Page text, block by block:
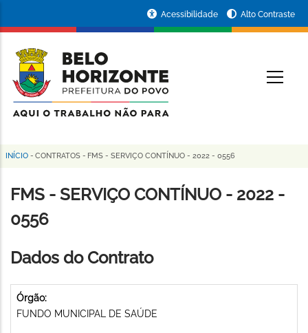
conteúdo
principal
da
Prefeitura
de
Horizonte
Acessibilidade Alto Contraste
Trilha
de
navegação
INÍCIO - CONTRATOS - FMS - SERVIÇO CONTÍNUO - 2022 - 0556
FMS - SERVIÇO CONTÍNUO - 2022 -
0556
Dados do Contrato
Órgão:
FUNDO MUNICIPAL DE SAÚDE